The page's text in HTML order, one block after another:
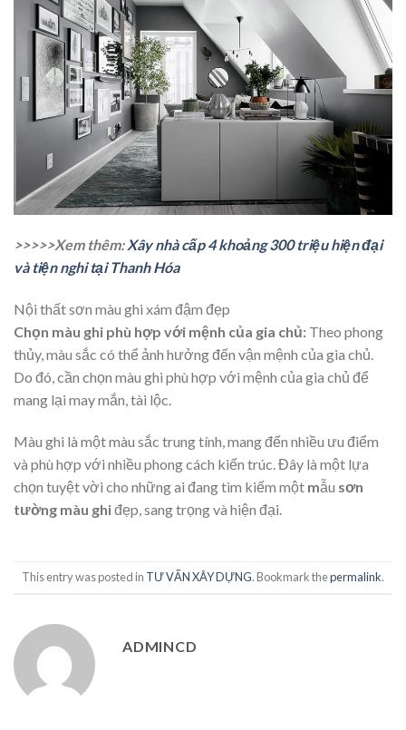
>>>>>Xem thêm:Xây nhà cấp 4 khoảng 300 triệu hiện đại
và tiện nghi tại Thanh Hóa
Nội thất sơn màu ghi xám đậm đẹp
Chọn màu ghi phù hợp với mệnh của gia chủ: Theo phong
thủy, màu sắc có thể ảnh hưởng đến vận mệnh của gia chủ.
Do đó, cần chọn màu ghi phù hợp với mệnh của gia chủ để
mang lại may mắn, tài lộc.
Màu ghi là một màu sắc trung tính, mang đến nhiều ưu điểm
và phù hợp với nhiều phong cách kiến trúc. Đây là một lựa
chọn tuyệt vời cho những ai đang tìm kiếm một mẫu sơn
tường màu ghiđẹp, sang trọng và hiện đại.
This entry was posted in TƯ VẤN XÂY DỰNG. Bookmark thepermalink.
ADMINCD